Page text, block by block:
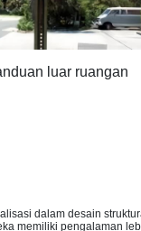
luar ruangan
dalam desain
memiliki pengalaman